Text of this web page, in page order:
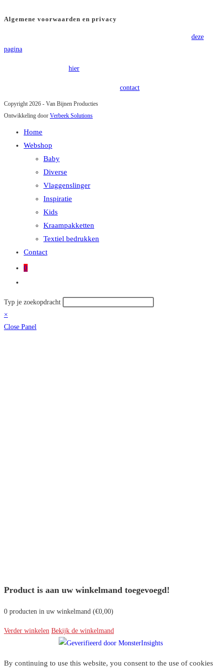
Algemene voorwaarden en privacy
deze
pagina
hier
contact
Copyright 2026 - Van Bijnen Producties
Ontwikkeling door Verbeek Solutions
Home
Webshop
Baby
Diverse
Vlaggenslinger
Inspiratie
Kids
Kraampakketten
Textiel bedrukken
Contact
0
zoeken
Zoek
op
deze
Typ je zoekopdracht
×
Close Panel
Product is aan uw winkelmand toegevoegd!
0 producten in uw winkelmand (€0,00)
Verder winkelen Bekijk de winkelmand
By continuing to use this website, you consent to the use of cookies